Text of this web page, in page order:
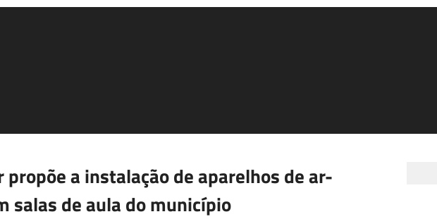
propõe a instalação de aparelhos de ar-
salas de aula do município